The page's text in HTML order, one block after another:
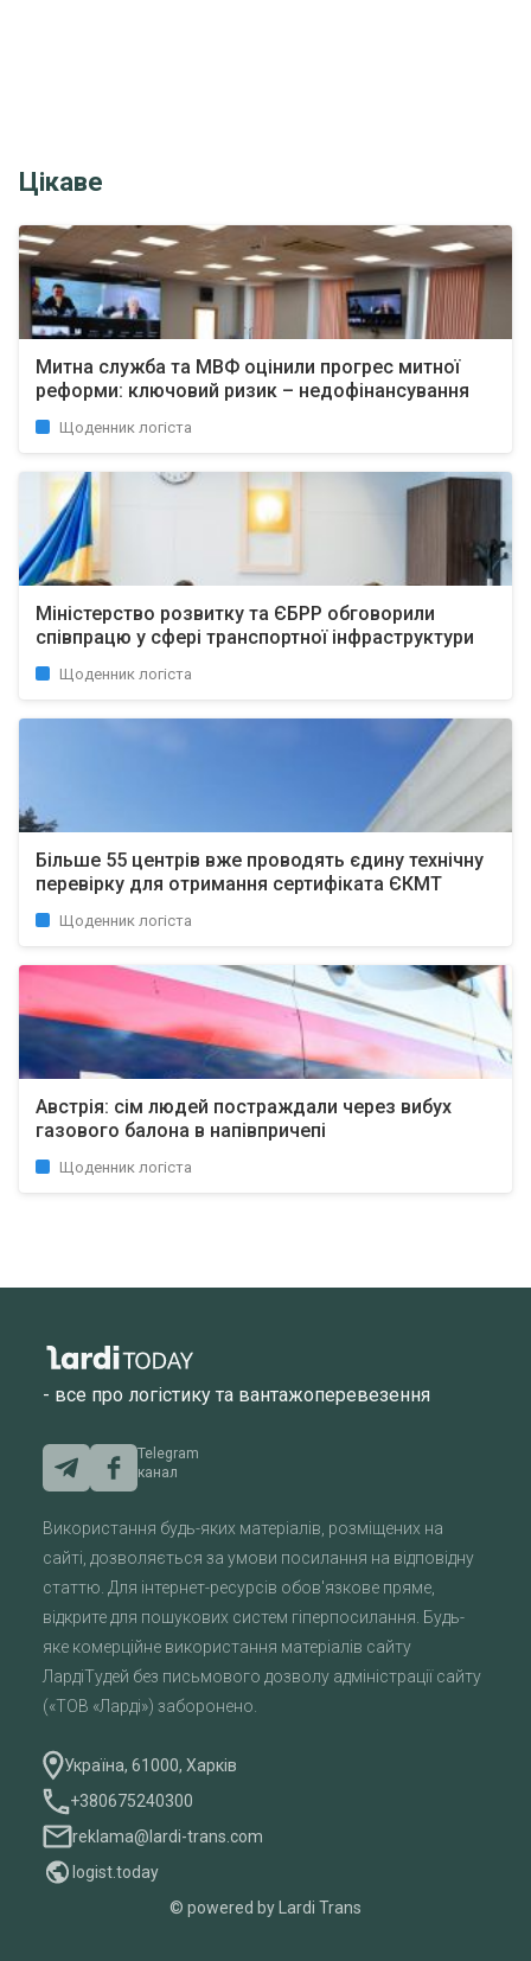
Цікаве
Митна служба та МВФ оцінили прогрес митної
реформи: ключовий ризик – недофінансування
Щоденник логіста
Міністерство розвитку та ЄБРР обговорили
співпрацю у сфері транспортної інфраструктури
Щоденник логіста
Більше 55 центрів вже проводять єдину технічну
перевірку для отримання сертифіката ЄКМТ
Щоденник логіста
Австрія: сім людей постраждали через вибух
газового балона в напівпричепі
Щоденник логіста
- все про логістику та вантажоперевезення
Telegram
канал
Використання будь-яких матеріалів, розміщених на
сайті, дозволяється за умови посилання на відповідну
статтю. Для інтернет-ресурсів обов'язкове пряме,
відкрите для пошукових систем гіперпосилання. Будь-
яке комерційне використання матеріалів сайту
ЛардіТудей без письмового дозволу адміністрації сайту
(«ТОВ «Ларді») заборонено.
Україна, 61000, Харків
+380675240300
reklama@lardi-trans.com
logist.today
© powered by Lardi Trans